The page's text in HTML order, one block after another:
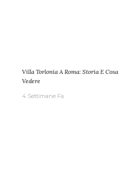
Villa Torlonia A Roma: Storia E Cosa
Vedere
4 Settimane Fa